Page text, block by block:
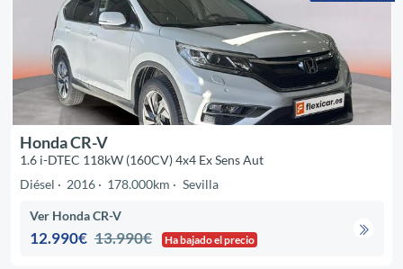
Honda CR-V
1.6 i-DTEC 118kW (160CV) 4x4 Ex Sens Aut
Diésel
2016 178.000km Sevilla
Ver Honda CR-V
12.990€ 13.990€ Ha bajado el precio